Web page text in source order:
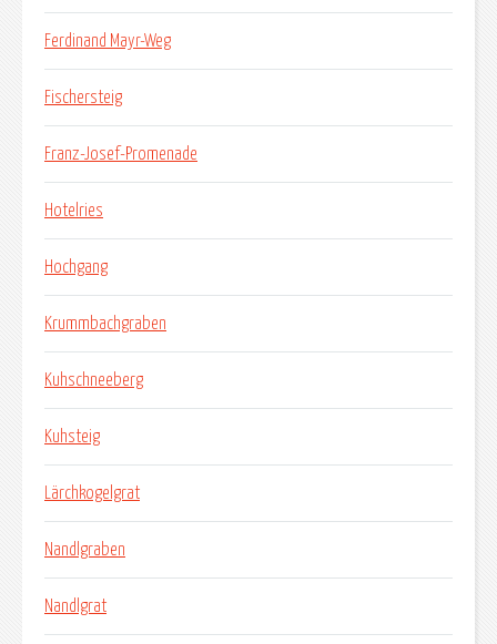
Ferdinand Mayr-Weg
Fischersteig
Franz-Josef-Promenade
Hotelries
Hochgang
Krummbachgraben
Kuhschneeberg
Kuhsteig
Lärchkogelgrat
Nandlgraben
Nandlgrat